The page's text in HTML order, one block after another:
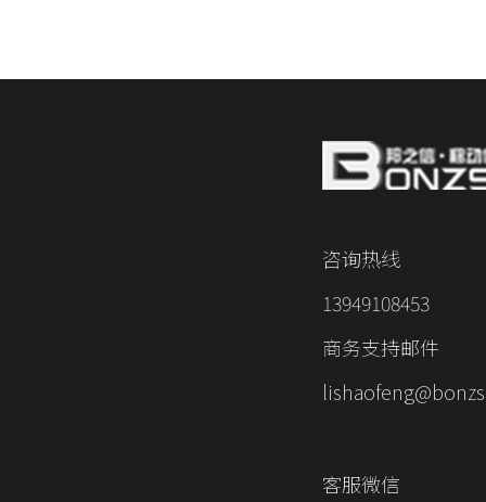
咨询热线
13949108453
商务支持邮件
客服微信